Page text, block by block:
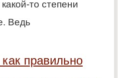
то степени
Ведь
правильно